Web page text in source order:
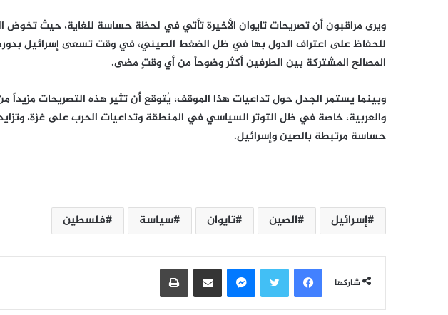
ويرى مراقبون أن تصريحات تايوان الأخيرة تأتي في لحظة حساسة للغاية، حيث تخوض
للحفاظ على اعتراف الدول بها في ظل الضغط الصيني، في وقت تسعى إسرائيل بدورها
المصالح المشتركة بين الطرفين أكثر وضوحاً من أي وقتٍ مضى.
وبينما يستمر الجدل حول تداعيات هذا الموقف، يُتوقع أن تثير هذه التصريحات مزيداً
والعربية، خاصة في ظل التوتر السياسي في المنطقة وتداعيات الحرب على غزة،
حساسة مرتبطة بالصين وإسرائيل.
إسرائيل الصين تايوان سياسة فلسطين
شاركها
فيسبوكتويتر ماسنجر مشاركة عبر البريد طباعة
درعا